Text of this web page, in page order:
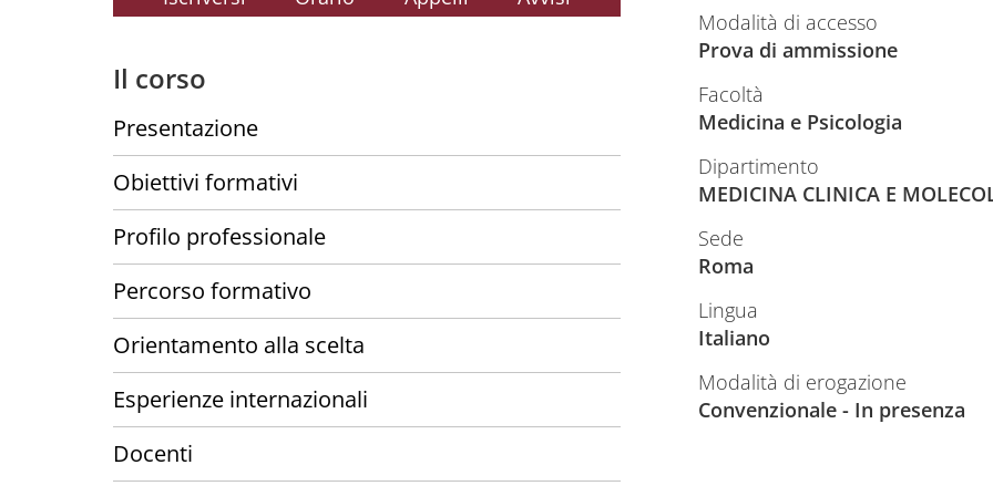
Il corso
Presentazione
Obiettivi formativi
Profilo professionale
Percorso formativo
Orientamento alla scelta
Esperienze internazionali
Docenti
Modalità di accesso
Prova di ammissione
Facoltà
Medicina e Psicologia
Dipartimento
MEDICINA CLINICA E
Sede
Roma
Lingua
Italiano
Modalità di erogazione
Convenzionale - In presenza